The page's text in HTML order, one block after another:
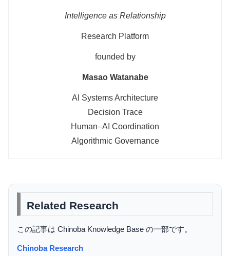
Intelligence as Relationship
Research Platform
founded by
Masao Watanabe
AI Systems Architecture
Decision Trace
Human–AI Coordination
Algorithmic Governance
Related Research
この記事は Chinoba Knowledge Base の一部です。
Chinoba Research